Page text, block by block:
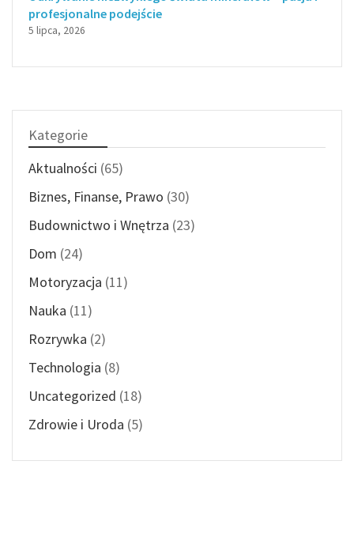
profesjonalne podejście
5 lipca, 2026
Kategorie
Aktualności (65)
Biznes, Finanse, Prawo (30)
Budownictwo i Wnętrza (23)
Dom (24)
Motoryzacja (11)
Nauka (11)
Rozrywka (2)
Technologia (8)
Uncategorized (18)
Zdrowie i Uroda (5)